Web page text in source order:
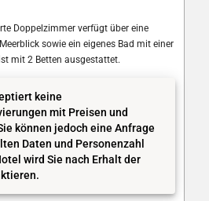
Doppelzimmer verfügt über eine
sowie ein eigenes Bad mit einer
mit 2 Betten ausgestattet.
keine
mit Preisen und
können jedoch eine Anfrage
Daten und Personenzahl
wird Sie nach Erhalt der